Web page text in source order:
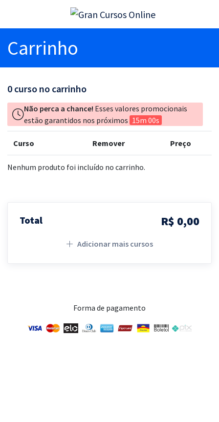
Carrinho
0 curso no carrinho
Não perca a chance! Esses valores promocionais
estão garantidos nos próximos 15m 00s
Curso Remover Preço
Nenhum produto foi incluído no carrinho.
Total R$ 0,00
Adicionar mais cursos
Forma de pagamento